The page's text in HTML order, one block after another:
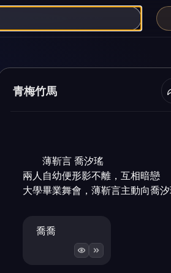
青梅竹馬
薄靳言 喬汐瑤
兩人自幼便形影不離，互相暗戀
大學畢業舞會，薄靳言主動向喬
喬喬